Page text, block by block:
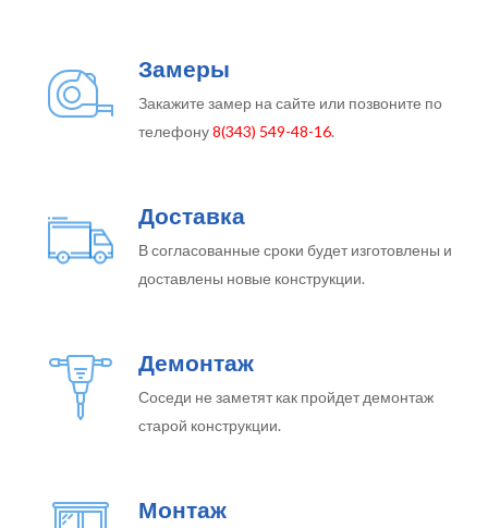
Замеры
Закажите замер на сайте или позвоните по
телефону8(343) 549-48-16.
Доставка
В согласованные сроки будет изготовлены и
доставлены новые конструкции.
Демонтаж
Соседи не заметят как пройдет демонтаж
старой конструкции.
Монтаж